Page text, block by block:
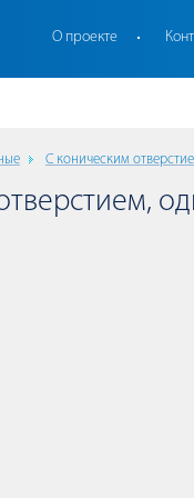
О проекте
С коническим